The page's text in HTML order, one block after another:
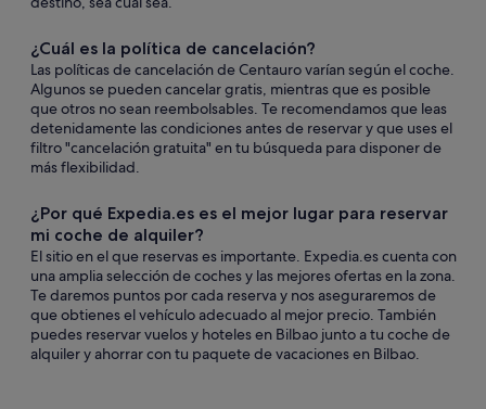
¿Cuál es la política de cancelación?
Las políticas de cancelación de Centauro varían según el coche.
Algunos se pueden cancelar gratis, mientras que es posible
que otros no sean reembolsables. Te recomendamos que leas
detenidamente las condiciones antes de reservar y que uses el
filtro "cancelación gratuita" en tu búsqueda para disponer de
más flexibilidad.
¿Por qué Expedia.es es el mejor lugar para reservar
mi coche de alquiler?
El sitio en el que reservas es importante. Expedia.es cuenta con
una amplia selección de coches y las mejores ofertas en la zona.
Te daremos puntos por cada reserva y nos aseguraremos de
que obtienes el vehículo adecuado al mejor precio. También
puedes reservar vuelos y hoteles en Bilbao junto a tu coche de
alquiler y ahorrar con tu paquete de vacaciones en Bilbao.